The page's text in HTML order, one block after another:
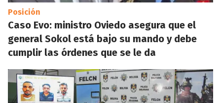
Posición
Caso Evo: ministro Oviedo asegura que el
general Sokol está bajo su mando y debe
cumplir las órdenes que se le da